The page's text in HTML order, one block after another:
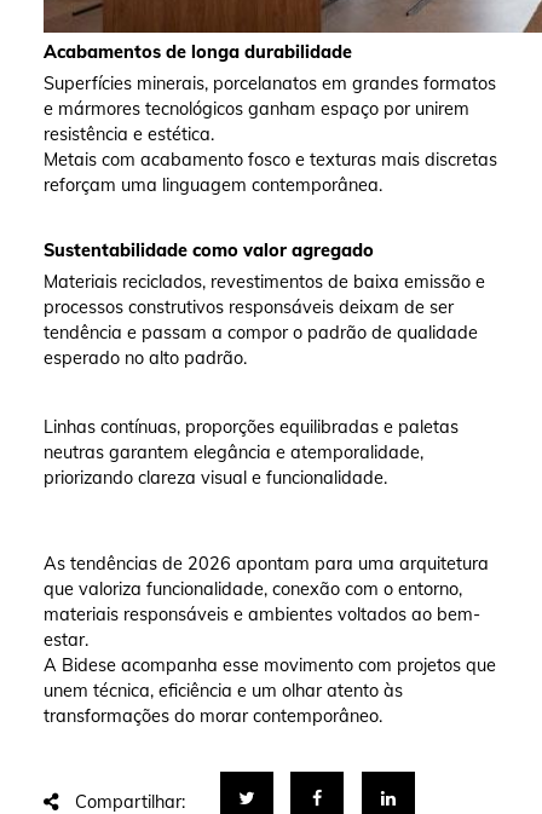
Acabamentos de longa durabilidade
Superfícies minerais, porcelanatos em grandes formatos
e mármores tecnológicos ganham espaço por unirem
resistência e estética.
Metais com acabamento fosco e texturas mais discretas
reforçam uma linguagem contemporânea.
Sustentabilidade como valor agregado
Materiais reciclados, revestimentos de baixa emissão e
processos construtivos responsáveis deixam de ser
tendência e passam a compor o padrão de qualidade
esperado no alto padrão.
Linhas contínuas, proporções equilibradas e paletas
neutras garantem elegância e atemporalidade,
priorizando clareza visual e funcionalidade.
As tendências de 2026 apontam para uma arquitetura
que valoriza funcionalidade, conexão com o entorno,
materiais responsáveis e ambientes voltados ao bem-
estar.
A Bidese acompanha esse movimento com projetos que
unem técnica, eficiência e um olhar atento às
transformações do morar contemporâneo.
Compartilhar: